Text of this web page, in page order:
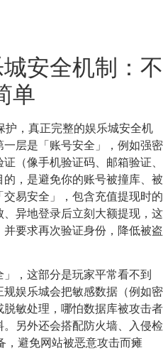
安全机制：不
单
护，真正完整的娱乐城安全机
层是「账号安全」，例如强密
（像手机验证码、邮箱验证、
，是避免你的账号被撞库、被
易安全」，包含充值提现时的
异地登录后立刻大额提现，这
要求再次验证身份，降低被盗
，这部分是玩家平常看不到
娱乐城会把敏感数据（例如密
敏处理，哪怕数据库被攻击者
另外还会搭配防火墙、入侵检
，避免网站被恶意攻击而瘫